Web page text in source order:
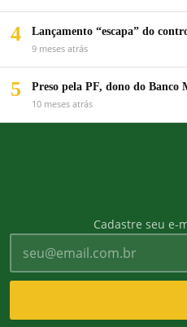
4
Lançamento “escapa” do
9 meses atrás
5
Preso pela PF, dono do Banco
10 meses atrás
Cadastre seu e-